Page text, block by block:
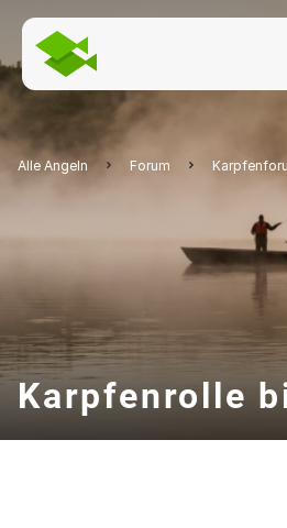
Alle Angeln Forum
Karpfenrolle